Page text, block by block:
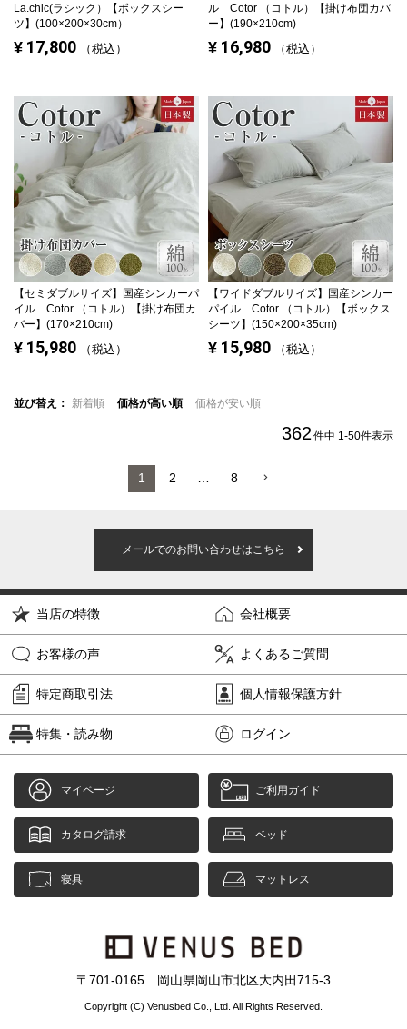
La.chic(ラシック）【ボックスシー
ツ】(100×200×30cm）
¥ 17,800 税込
ル Cotor （コトル）【掛け布団カバ
ー】(190×210cm)
¥ 16,980 税込
【セミダブルサイズ】 国産シンカーパ
イル Cotor （コトル）【掛け布団カ
バー】(170×210cm)
¥ 15,980 税込
【ワイドダブルサイズ】 国産シンカー
パイル Cotor （コトル）【ボックス
シーツ】(150×200×35cm)
¥ 15,980 税込
並び替え 新着順 価格が高い順 価格が安い順
362 件中 1 -50件表示
1 2 8
メールでのお問い合わせはこちら
当店の特徴 会社概要
お客様の声 よくあるご質問
特定商取引法 個人情報保護方針
特集・読み物 ログイン
マイページ ご利用ガイド
カタログ請求 ベッド
寝具 マットレス
〒701-0165 岡山県岡山市北区大内田715-3
Copyright (C) Venusbed Co., Ltd. All Rights Reserved.